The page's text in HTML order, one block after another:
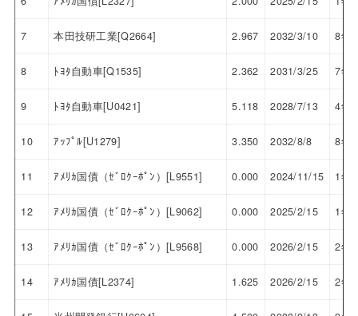
7 本田技研工業[Q2664] 2.967 2032/3/10 8年
8 ﾄﾖﾀ自動車[Q1535] 2.362 2031/3/25 7年
9 ﾄﾖﾀ自動車[U0421] 5.118 2028/7/13 4年
10 ｱｯﾌﾟﾙ[U1279] 3.350 2032/8/8 8年
11 ｱﾒﾘｶ国債（ｾﾞﾛｸｰﾎﾟﾝ）[L9551] 0.000 2024/11/15 1年
12 ｱﾒﾘｶ国債（ｾﾞﾛｸｰﾎﾟﾝ）[L9062] 0.000 2025/2/15 1年
13 ｱﾒﾘｶ国債（ｾﾞﾛｸｰﾎﾟﾝ）[L9568] 0.000 2026/2/15 2年
14 ｱﾒﾘｶ国債[L2374] 1.625 2026/2/15 2年